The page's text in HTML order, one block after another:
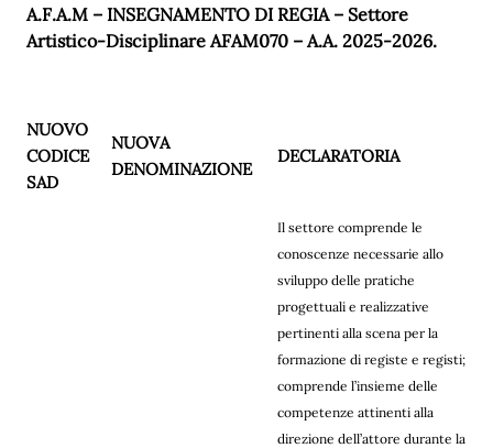
A.F.A.M – INSEGNAMENTO DI REGIA – Settore
Artistico-Disciplinare AFAM070 – A.A. 2025-2026.
NUOVO
CODICE
SAD
NUOVA
DENOMINAZIONE
DECLARATORIA
Il settore comprende le
conoscenze necessarie allo
sviluppo delle pratiche
progettuali e realizzative
pertinenti alla scena per la
formazione di registe e registi;
comprende l’insieme delle
competenze attinenti alla
direzione dell’attore durante la